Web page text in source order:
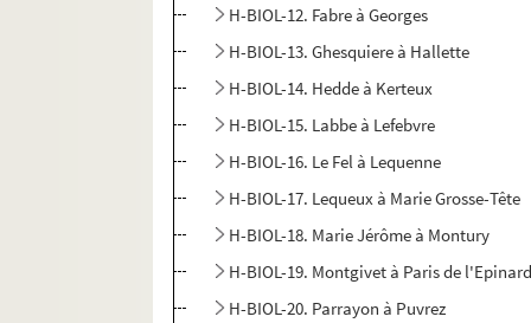
H-BIOL-12. Fabre à Georges
H-BIOL-13. Ghesquiere à Hallette
H-BIOL-14. Hedde à Kerteux
H-BIOL-15. Labbe à Lefebvre
H-BIOL-16. Le Fel à Lequenne
H-BIOL-17. Lequeux à Marie Grosse-Tête
H-BIOL-18. Marie Jérôme à Montury
H-BIOL-19. Montgivet à Paris de
H-BIOL-20. Parrayon à Puvrez